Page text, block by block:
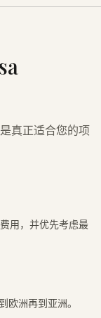
真正适合您的项
用，并优先考虑最
欧洲再到亚洲。